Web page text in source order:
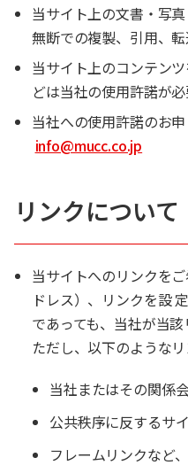
当サイト上の文書・写
無断での複製、引用、
当サイト上のコンテン
どは当社の使用許諾が必
当社への使用許諾のお
info@mucc.co.jp
リンクについて
当サイトへのリンクを
ドレス）、リンクを設
であっても、当社が当
ただし、以下のような
当社またはその関係
公共秩序に反するサ
フレームリンクなど